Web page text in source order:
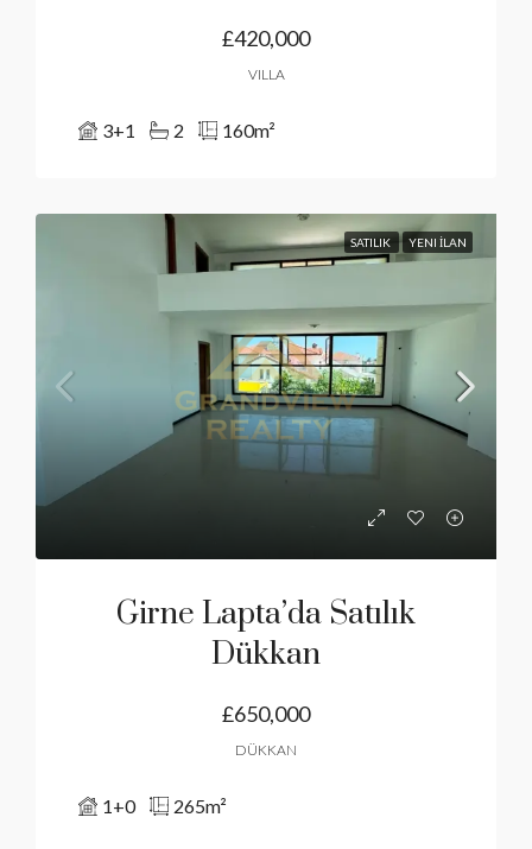
£420,000
VILLA
3+1 2 160m²
SATILIK YENI İLAN
Girne Lapta’da Satılık
Dükkan
£650,000
DÜKKAN
1+0 265m²